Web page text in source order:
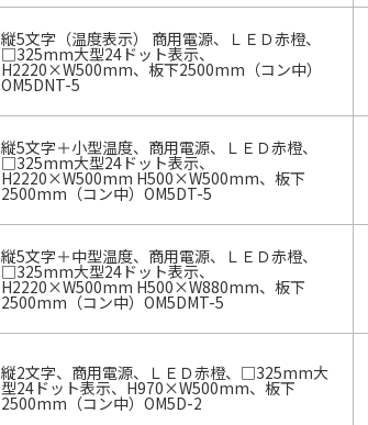
縦5文字（温度表示） 商用電源、ＬＥＤ赤橙、
□325mm大型24ドット表示、
H2220×W500mm、板下2500mm（コン中）
OM5DNT-5
縦5文字＋小型温度、商用電源、ＬＥＤ赤橙、
□325mm大型24ドット表示、
H2220×W500mm H500×W500mm、板下
2500mm（コン中）OM5DT-5
縦5文字＋中型温度、商用電源、ＬＥＤ赤橙、
□325mm大型24ドット表示、
H2220×W500mm H500×W880mm、板下
2500mm（コン中）OM5DMT-5
縦2文字、商用電源、ＬＥＤ赤橙、□325mm大
型24ドット表示、H970×W500mm、板下
2500mm（コン中）OM5D-2